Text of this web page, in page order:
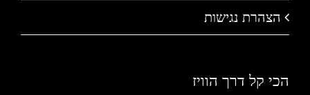
הצהרת נגישות
הכי קל דרך הוויז